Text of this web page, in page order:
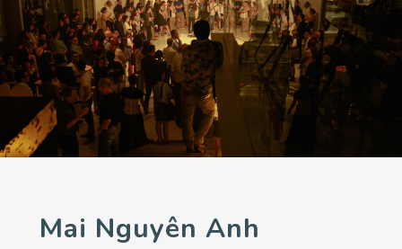
Mai Nguyên Anh